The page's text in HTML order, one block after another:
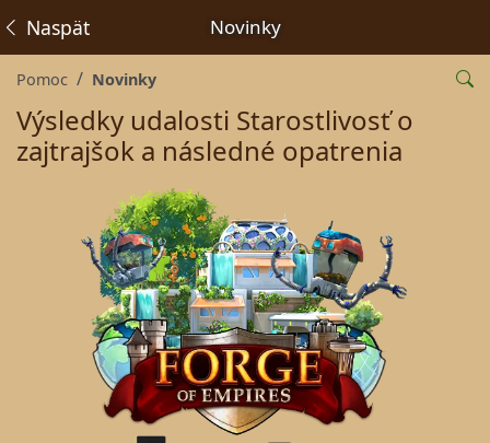
Novinky
Naspäť
Pomoc Novinky
Výsledky udalosti Starostlivosť o
zajtrajšok a následné opatrenia